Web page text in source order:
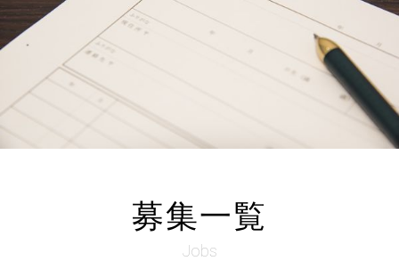
募集一覧
Jobs